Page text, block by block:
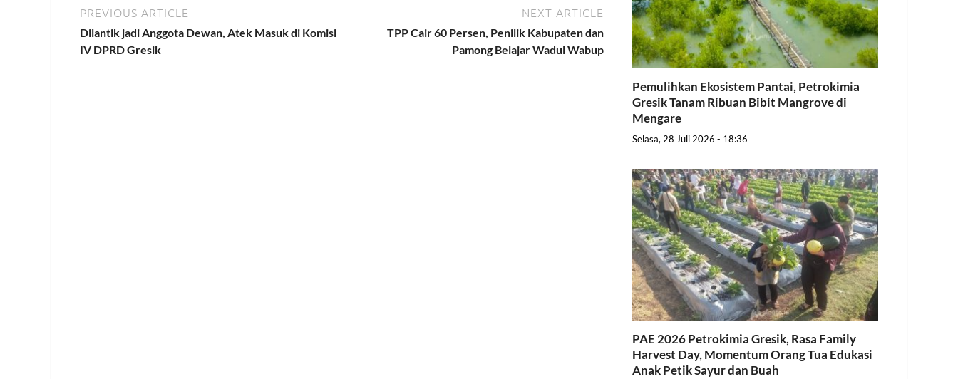
PREVIOUS ARTICLE
Dilantik jadi Anggota Dewan, Atek Masuk di Komisi
IV DPRD Gresik
NEXT ARTICLE
TPP Cair 60 Persen, Penilik Kabupaten dan
Pamong Belajar Wadul Wabup
Pemulihkan Ekosistem Pantai, Petrokimia
Gresik Tanam Ribuan Bibit Mangrove di
Mengare
Selasa, 28 Juli 2026 - 18:36
PAE 2026 Petrokimia Gresik, Rasa Family
Harvest Day, Momentum Orang Tua Edukasi
Anak Petik Sayur dan Buah